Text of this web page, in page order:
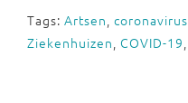
Tags: Artsen, coronavirus
Ziekenhuizen, COVID-19,